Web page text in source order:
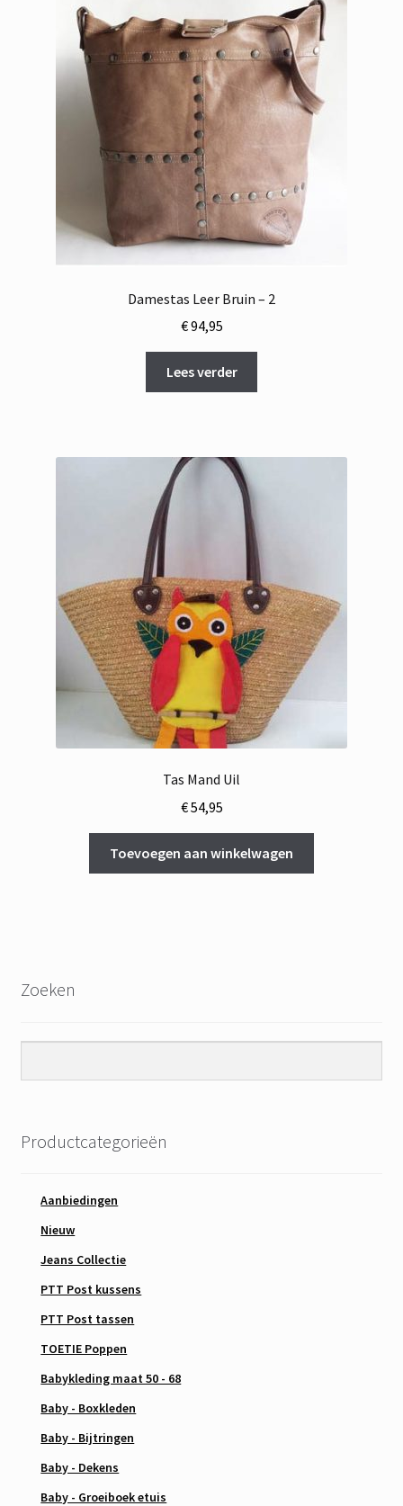
Damestas Leer Bruin – 2
€94,95
Lees verder
Tas Mand Uil
€54,95
Toevoegen aan winkelwagen
Zoeken
Productcategorieën
Aanbiedingen
Nieuw
Jeans Collectie
PTT Post kussens
PTT Post tassen
TOETIE Poppen
Babykleding maat 50 - 68
Baby - Boxkleden
Baby - Bijtringen
Baby - Dekens
Baby - Groeiboek etuis